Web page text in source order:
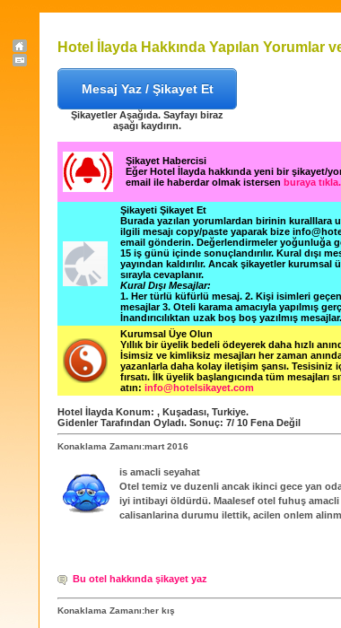
Hotel İlayda Hakkında Yapılan Yorumlar
Mesaj Yaz / Şikayet Et
Şikayetler Aşağıda. Sayfayı biraz
aşağı kaydırın.
Şikayet Habercisi
Eğer Hotel İlayda hakkında yeni bir şikayet/
email ile haberdar olmak istersen buraya tıkla.
Şikayeti Şikayet Et
Burada yazılan yorumlardan birinin kuralllara
ilgili mesajı copy/paste yaparak bize
email gönderin. Değerlendirmeler yoğunluğa
15 iş günü içinde sonuçlandırılır. Kural dışı
yayından kaldırılır. Ancak şikayetler
sırayla cevaplanır.
Kural Dışı Mesajlar:
1. Her türlü küfürlü mesaj. 2. Kişi isimleri
mesajlar 3. Oteli karama amacıyla yapılmış
İnandırıcılıktan uzak boş boş yazılmış mesajlar.
Kurumsal Üye Olun
Yıllık bir üyelik bedeli ödeyerek daha hızlı
İsimsiz ve kimliksiz mesajları her zaman
yazanlarla daha kolay iletişim şansı. Tesisiniz
fırsatı. İlk üyelik başlangıcında tüm mesajları
atın: info@hotelsikayet.com
Hotel İlayda Konum: , Kuşadası, Turkiye.
Gidenler Tarafından Oyladı. Sonuç: 7/ 10 Fena Değil
Konaklama Zamanı:mart 2016
is amacli seyahat
Otel temiz ve duzenli ancak ikinci gece yan
iyi intibayi öldürdü. Maalesef otel fuhuş
calisanlarina durumu ilettik, acilen onlem
Bu otel hakkında şikayet yaz
Konaklama Zamanı:her kış